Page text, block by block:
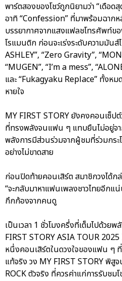
พาร์ตสองของโชว์ถูกนิยามว่า “เดือ
อาทิ “Confession” ที่มาพร้อมฉากห
บรรยากาศจากแสงแฟลชโทรศัพท์ข
โรแมนติก ก่อนจะเร่งระดับความมัน
ASHLEY”, “Zero Gravity”,
“MUGEN”, “I’m a mess”,
และ “Fukagyaku Replace” ทั้งห
หายใจ
MY FIRST STORY ยังคงคอนเซ็
ที่ทรงพลังจนแฟน ๆ แทบยืนไม่อยู่จ
พลังการมีส่วนร่วมจากผู้ชมที่ร่วมกระ
อย่างไม่ขาดสาย
ก่อนปิดท้ายคอนเสิร์ต สมาชิกวงได้
“จะกลับมาหาแฟนเพลงชาวไทยอีกแ
กึกก้องจากคนดู
เป็นเวลา 1 ชั่วโมงครึ่งที่เต็มไปด้วยพ
FIRST STORY ASIA TOUR
หนึ่งคอนเสิร์ตในดวงใจของแฟน ๆ
แท้จริง วง MY FIRST STORY พิสู
ROCK ตัวจริง ที่ควรค่าแก่การรับชม